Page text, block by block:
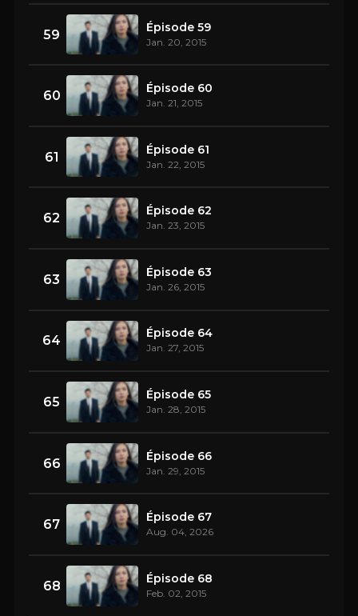
59 Épisode 59
Jan. 20, 2015
60 Épisode 60
Jan. 21, 2015
61 Épisode 61
Jan. 22, 2015
62 Épisode 62
Jan. 23, 2015
63 Épisode 63
Jan. 26, 2015
64 Épisode 64
Jan. 27, 2015
65 Épisode 65
Jan. 28, 2015
66 Épisode 66
Jan. 29, 2015
67 Épisode 67
Aug. 04, 2026
68 Épisode 68
Feb. 02, 2015